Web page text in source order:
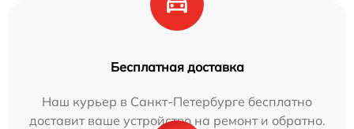
Бесплатная доставка
Наш курьер в Санкт-Петербурге бесплатно
доставит ваше устройство на ремонт и обратно.